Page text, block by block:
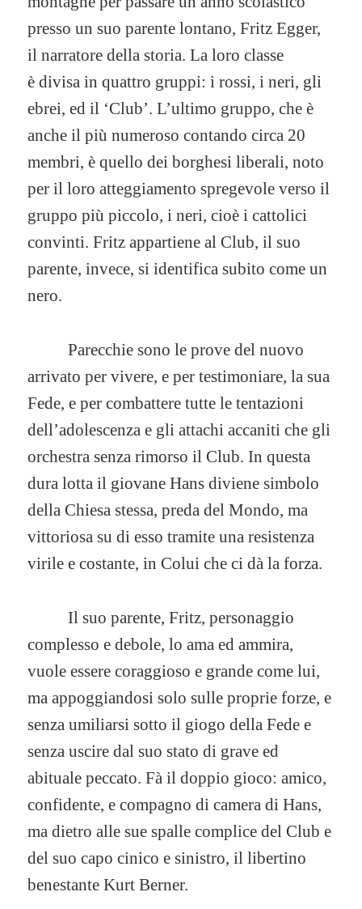
presso un suo parente lontano, Fritz Egger,
il narratore della storia. La loro classe
è divisa in quattro gruppi: i rossi, i neri, gli
ebrei, ed il ‘Club’. L’ultimo gruppo, che è
anche il più numeroso contando circa 20
membri, è quello dei borghesi liberali, noto
per il loro atteggiamento spregevole verso il
gruppo più piccolo, i neri, cioè i cattolici
convinti. Fritz appartiene al Club, il suo
parente, invece, si identifica subito come un
nero.
Parecchie sono le prove del nuovo
arrivato per vivere, e per testimoniare, la sua
Fede, e per combattere tutte le tentazioni
dell’adolescenza e gli attachi accaniti che gli
orchestra senza rimorso il Club. In questa
dura lotta il giovane Hans diviene simbolo
della Chiesa stessa, preda del Mondo, ma
vittoriosa su di esso tramite una resistenza
virile e costante, in Colui che ci dà la forza.
Il suo parente, Fritz, personaggio
complesso e debole, lo ama ed ammira,
vuole essere coraggioso e grande come lui,
ma appoggiandosi solo sulle proprie forze, e
senza umiliarsi sotto il giogo della Fede e
senza uscire dal suo stato di grave ed
abituale peccato. Fà il doppio gioco: amico,
confidente, e compagno di camera di Hans,
ma dietro alle sue spalle complice del Club e
del suo capo cinico e sinistro, il libertino
benestante Kurt Berner.